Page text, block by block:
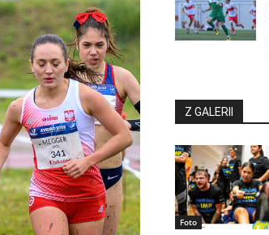
Z GALERII
Foto